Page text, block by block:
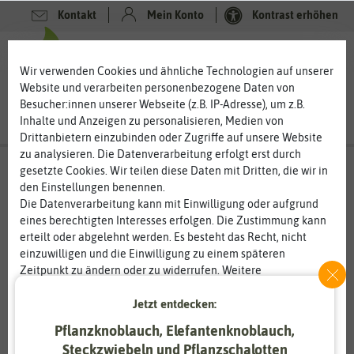
Kontakt Mein Konto Kontrast erhöhen
Wir verwenden Cookies und ähnliche Technologien auf unserer
Website und verarbeiten personenbezogene Daten von
Besucher:innen unserer Webseite (z.B. IP-Adresse), um z.B.
Inhalte und Anzeigen zu personalisieren, Medien von
Drittanbietern einzubinden oder Zugriffe auf unsere Website
zu analysieren. Die Datenverarbeitung erfolgt erst durch
gesetzte Cookies. Wir teilen diese Daten mit Dritten, die wir in
den Einstellungen benennen.
Die Datenverarbeitung kann mit Einwilligung oder aufgrund
eines berechtigten Interesses erfolgen. Die Zustimmung kann
erteilt oder abgelehnt werden. Es besteht das Recht, nicht
einzuwilligen und die Einwilligung zu einem späteren
Zeitpunkt zu ändern oder zu widerrufen. Weitere
Informationen zur Verwendung personenbezogener Daten und
den Diensten erklären wir in unsererDaten­schutz­erklärung
Essenziell Statistik
Jetzt entdecken:
Pflanzknoblauch, Elefantenknoblauch,
Steckzwiebeln und Pflanzschalotten